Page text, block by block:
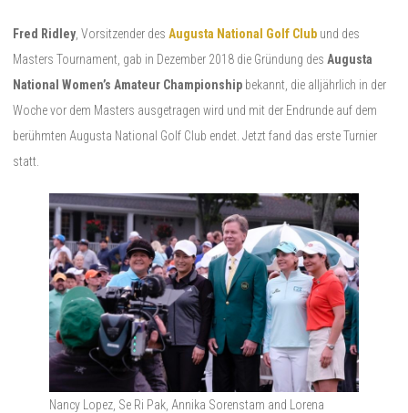
Fred Ridley , Vorsitzender des Augusta National Golf Club und des
Masters Tournament, gab in Dezember 2018 die Gründung des Augusta
National Women’s Amateur Championship bekannt, die alljährlich in der
Woche vor dem Masters ausgetragen wird und mit der Endrunde auf dem
berühmten Augusta National Golf Club endet. Jetzt fand das erste Turnier
statt.
Nancy Lopez, Se Ri Pak, Annika Sorenstam and Lorena